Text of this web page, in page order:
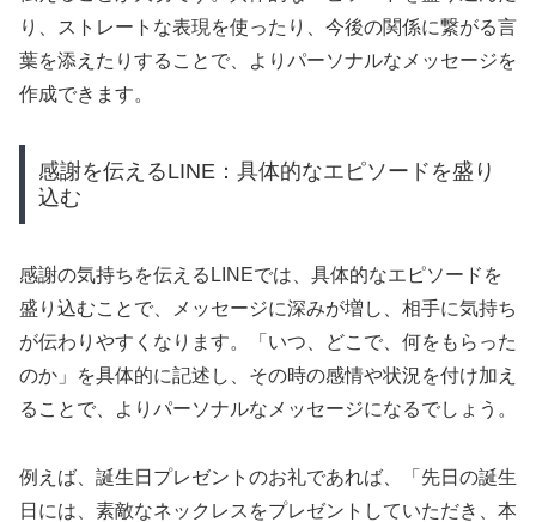
り、ストレートな表現を使ったり、今後の関係に繋がる言
葉を添えたりすることで、よりパーソナルなメッセージを
作成できます。
感謝を伝えるLINE：具体的なエピソードを盛り
込む
感謝の気持ちを伝えるLINEでは、具体的なエピソードを
盛り込むことで、メッセージに深みが増し、相手に気持ち
が伝わりやすくなります。「いつ、どこで、何をもらった
のか」を具体的に記述し、その時の感情や状況を付け加え
ることで、よりパーソナルなメッセージになるでしょう。
例えば、誕生日プレゼントのお礼であれば、「先日の誕生
日には、素敵なネックレスをプレゼントしていただき、本